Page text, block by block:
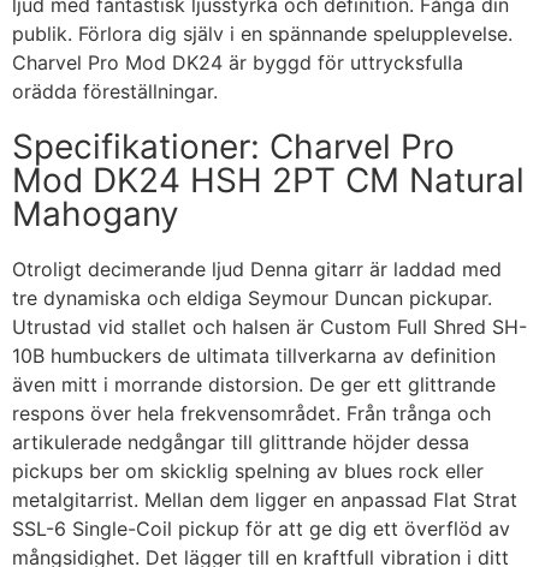
ljud med fantastisk ljusstyrka och definition. Fånga din
publik. Förlora dig själv i en spännande spelupplevelse.
Charvel Pro Mod DK24 är byggd för uttrycksfulla
orädda föreställningar.
Specifikationer: Charvel Pro
Mod DK24 HSH 2PT CM Natural
Mahogany
Otroligt decimerande ljud Denna gitarr är laddad med
tre dynamiska och eldiga Seymour Duncan pickupar.
Utrustad vid stallet och halsen är Custom Full Shred SH-
10B humbuckers de ultimata tillverkarna av definition
även mitt i morrande distorsion. De ger ett glittrande
respons över hela frekvensområdet. Från trånga och
artikulerade nedgångar till glittrande höjder dessa
pickups ber om skicklig spelning av blues rock eller
metalgitarrist. Mellan dem ligger en anpassad Flat Strat
SSL-6 Single-Coil pickup för att ge dig ett överflöd av
mångsidighet. Det lägger till en kraftfull vibration i ditt